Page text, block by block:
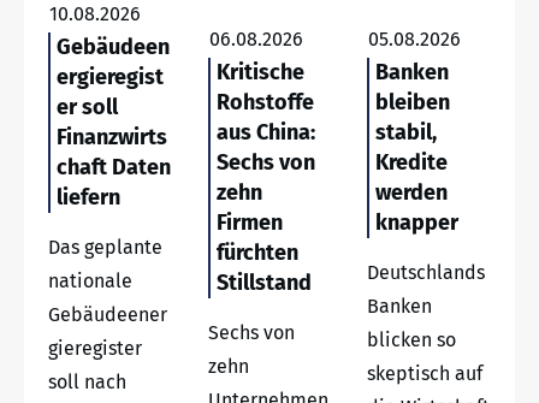
10.08.2026
Gebäudeen
ergieregist
er soll
Finanzwirts
chaft Daten
liefern
Das geplante
nationale
Gebäudeener
gieregister
soll nach
06.08.2026
Kritische
Rohstoffe
aus China:
Sechs von
zehn
Firmen
fürchten
Stillstand
Sechs von
zehn
05.08.2026
Banken
bleiben
stabil,
Kredite
werden
knapper
Deutschlands
Banken
blicken so
skeptisch auf